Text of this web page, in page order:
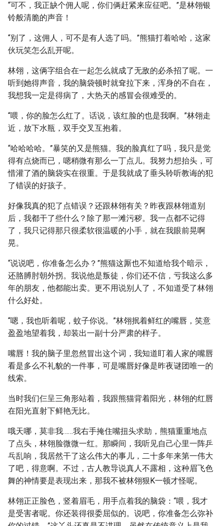
“可不，我正缺个佣人呢，你们俩赶紧来应征吧。”是林翎银
铃般清脆的声音！
“别了，这佣人，可不是有人选了吗。”熊猫打着哈哈，这家
伙玩笑怎么乱开呢。
林翎，这俩字组合在一起怎么就成了无敌的必杀招了呢。一
听到她得声音，我的脑袋顿时就耷拉下来，浑身的不自在，
我想我一定是得病了，大热天的感冒会很难受的。
“喂，你的脸怎么红了。话说，该红脸的也是我啊。”林翎走
近，放下水瓶，双手交叉互抱着。
“哈哈哈哈。”暴笑的又是熊猫。我的脸真红了吗，我只是觉
得有点烧而已，嗯稍微有那么一丁点儿。我努力想抬头，可
惜灌了酒的脑袋实在很重。于是我就成了垂头聆听教诲的犯
了错误的好孩子。
好像我真的犯了点错误？还跟林翎有关？昨夜跟林翎道别
后，我都干了些什么？除了那一滩污秽。我一点都不记得
了，我只记得那只很柔软很温暖的小手，就在我眼前晃啊
晃。
“说说吧，你准备怎么办？”熊猫这厮也不知道给我个暗示，
还胳膊肘朝外拐。我说他是叛徒，你们还不信，亏我这么多
年的朋友，他都能出卖。更不用说别人了，不知道受了林翎
什么好处。
“嗯，我也听着呢，蚊子你说。”林翎抿着鲜红的嘴唇，笑意
盈盈地望着我，却装出一副十分严肃的样子。
嘴唇！我的脑子里忽然冒出这个词，我知道盯着人家的嘴唇
看是多么不礼貌的一件事，可是嘴唇好像是昨夜谜团唯一的
线索。
当时我们仨呈三角形站着，我跟熊猫背着阳光，林翎的红唇
在阳光直射下鲜艳无比。
哦天哪，莫非我……我右手掩住嘴扭头求助，熊猫重重地点
了点头，林翎脸微微一红。那瞬间，我听见自己心里一阵乒
乓乱响，我居然干了这么伟大的事儿，二十多年来第一伟大
了吧，得意啊。不过，古人教导说真人不露相，这种眉飞色
舞的神情要是表现出来，那我不被林翎狠K一顿才怪呢。
林翎正正脸色，竖着眉毛，用手点着我的脑袋：“喂，我才
是受害者呢。你还装得很委屈似的。说吧，你准备怎么弥补